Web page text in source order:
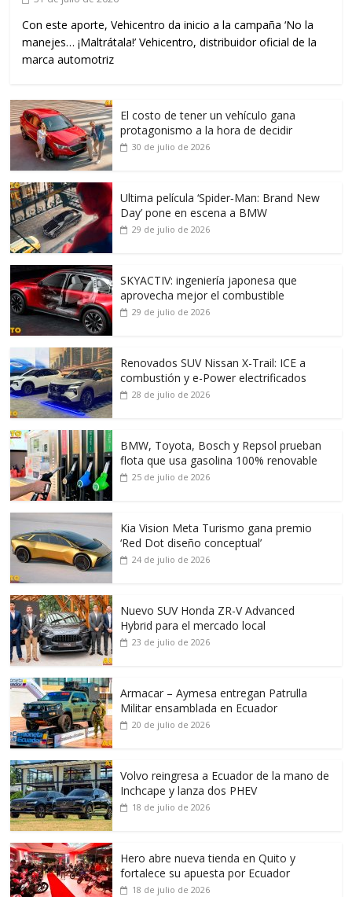
Con este aporte, Vehicentro da inicio a la campaña ‘No la
manejes… ¡Maltrátala!’ Vehicentro, distribuidor oficial de la
marca automotriz
El costo de tener un vehículo gana
protagonismo a la hora de decidir
30 de julio de 2026
Ultima película ‘Spider‑Man: Brand New
Day’ pone en escena a BMW
29 de julio de 2026
SKYACTIV: ingeniería japonesa que
aprovecha mejor el combustible
29 de julio de 2026
Renovados SUV Nissan X-Trail: ICE a
combustión y e-Power electrificados
28 de julio de 2026
BMW, Toyota, Bosch y Repsol prueban
flota que usa gasolina 100% renovable
25 de julio de 2026
Kia Vision Meta Turismo gana premio
‘Red Dot diseño conceptual’
24 de julio de 2026
Nuevo SUV Honda ZR-V Advanced
Hybrid para el mercado local
23 de julio de 2026
Armacar – Aymesa entregan Patrulla
Militar ensamblada en Ecuador
20 de julio de 2026
Volvo reingresa a Ecuador de la mano de
Inchcape y lanza dos PHEV
18 de julio de 2026
Hero abre nueva tienda en Quito y
fortalece su apuesta por Ecuador
18 de julio de 2026